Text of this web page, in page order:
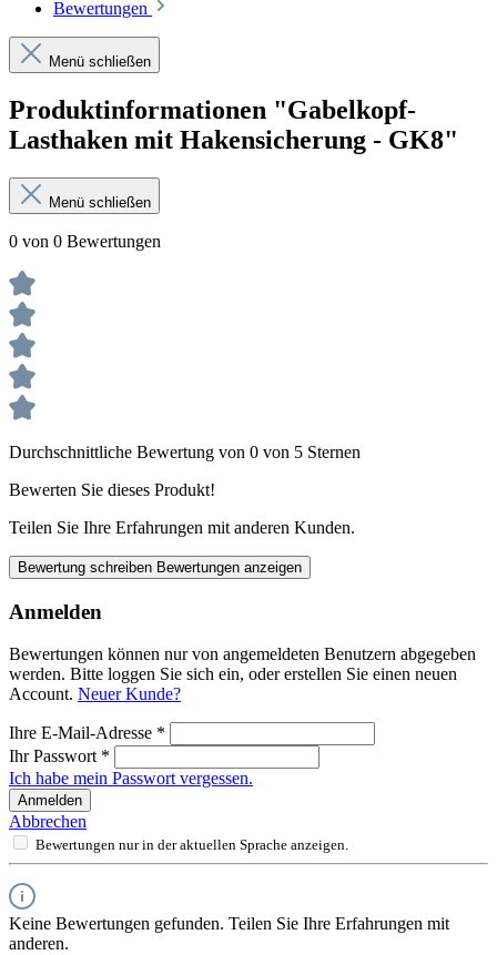
Bewertungen
Menü schließen
Produktinformationen "Gabelkopf-
Lasthaken mit Hakensicherung - GK8"
Menü schließen
0 von 0 Bewertungen
Durchschnittliche Bewertung von 0 von 5 Sternen
Bewerten Sie dieses Produkt!
Teilen Sie Ihre Erfahrungen mit anderen Kunden.
Bewertung schreiben Bewertungen anzeigen
Anmelden
Bewertungen können nur von angemeldeten Benutzern abgegeben
werden. Bitte loggen Sie sich ein, oder erstellen Sie einen neuen
Account. Neuer Kunde?
Ihre E-Mail-Adresse *
Ihr Passwort *
Ich habe mein Passwort vergessen.
Anmelden
Abbrechen
Bewertungen nur in der aktuellen Sprache anzeigen.
Keine Bewertungen gefunden. Teilen Sie Ihre Erfahrungen mit
anderen.